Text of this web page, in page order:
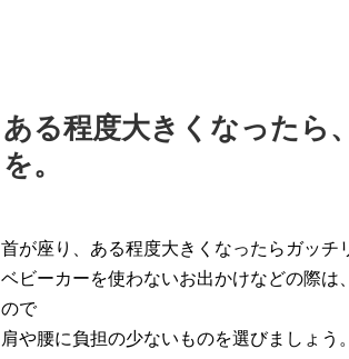
ある程度大きくなったら
を。
首が座り、ある程度大きくなったらガッ
ベビーカーを使わないお出かけなどの際
ので
肩や腰に負担の少ないものを選びましょう